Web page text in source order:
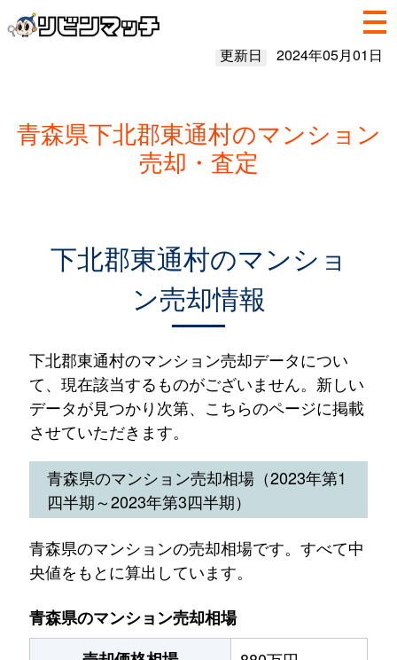
更新日 2024年05月01日
青森県下北郡東通村のマンション
売却・査定
下北郡東通村のマンショ
ン売却情報
下北郡東通村のマンション売却データについ
て、現在該当するものがございません。新しい
データが見つかり次第、こちらのページに掲載
させていただきます。
青森県のマンション売却相場（2023年第1
四半期～2023年第3四半期）
青森県のマンションの売却相場です。すべて中
央値をもとに算出しています。
青森県のマンション売却相場